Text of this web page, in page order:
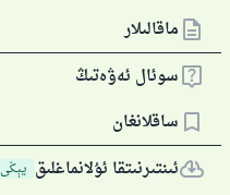
ماقالىلار
سوئال ئەۋەتىڭ
ساقلانغان
ئىنتىرنىتقا ئۇلانماغلىق يېڭى